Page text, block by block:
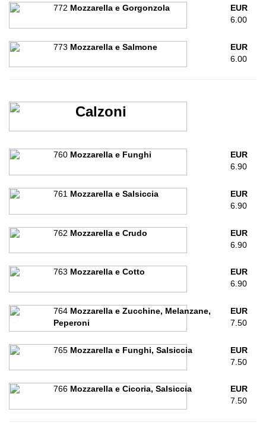
772 Mozzarella e Gorgonzola
EUR
6.00
773 Mozzarella e Salmone
EUR
6.00
Calzoni
760 Mozzarella e Funghi
EUR
6.90
761 Mozzarella e Salsiccia
EUR
6.90
762 Mozzarella e Crudo
EUR
6.90
763 Mozzarella e Cotto
EUR
6.90
764 Mozzarella e Zucchine, Melanzane,
Peperoni
EUR
7.50
765 Mozzarella e Funghi, Salsiccia
EUR
7.50
766 Mozzarella e Cicoria, Salsiccia
EUR
7.50